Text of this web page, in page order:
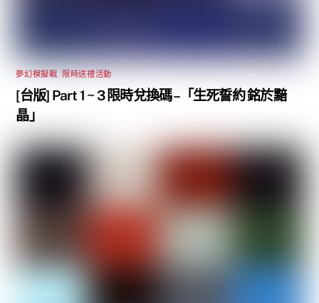
夢幻模擬戰 限時送禮活動
[台版] Part 1 ~ 3 限時兌換碼 –「生死誓約 銘於黯
晶」